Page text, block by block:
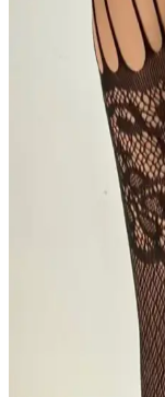
BUSEMSHE
Şıklık ve
Şık ve konforlu, taş
esnek yapısıyla
seçenekleriyle uyum
Dedo Uzun
See File Taşlı
İki farklı iç giyim
karşılaştırmasıyla,
Dedo Kadın
Karşılaştırması